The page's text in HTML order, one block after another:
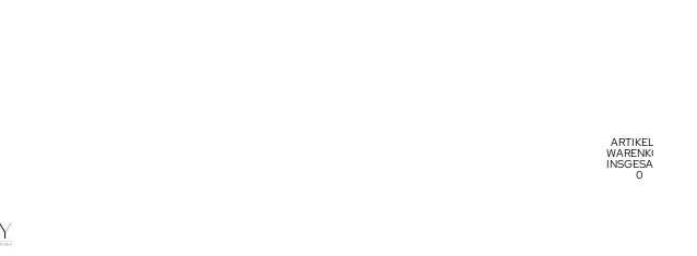
ARTIKEL IM
WARENKORB
INSGESAMT:
0